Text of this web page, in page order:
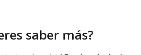
saber más?